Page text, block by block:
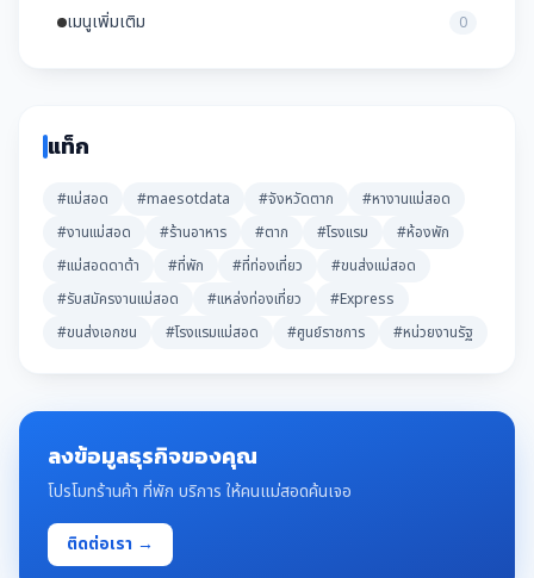
เมนูเพิ่มเติม 0
แท็ก
#แม่สอด #maesotdata #จังหวัดตาก
#หางานแม่สอด
#งานแม่สอด
#ร้านอาหาร #ตาก #โรงแรม
#ห้องพัก
#แม่สอดดาต้า
#ที่พัก #ที่ท่องเที่ยว
#ขนส่งแม่สอด
#รับสมัครงานแม่สอด
#แหล่งท่องเที่ยว
#Express
#ขนส่งเอกชน
#โรงแรมแม่สอด #ศูนย์ราชการ #หน่วยงานรัฐ
ลงข้อมูลธุรกิจของคุณ
โปรโมทร้านค้า ที่พัก บริการ ให้คนแม่สอดค้นเจอ
ติดต่อเรา →